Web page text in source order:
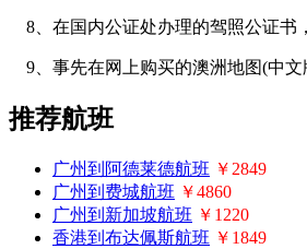
8 、在国内公证处办理的驾照公证书
9 、事先在网上购买的澳洲地图(中文
推荐航班
广州到阿德莱德航班 ￥2849
广州到费城航班 ￥4860
广州到新加坡航班 ￥1220
香港到布达佩斯航班 ￥1849